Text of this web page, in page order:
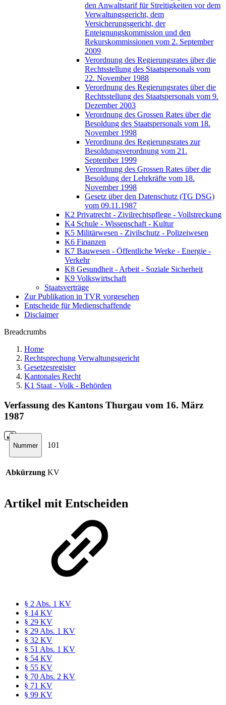
den Anwaltstarif für Streitigkeiten vor dem
Verwaltungsgericht, dem
Versicherungsgericht, der
Enteignungskommission und den
Rekurskommissionen vom 2. September
2009
Verordnung des Regierungsrates über die
Rechtsstellung des Staatspersonals vom
22. November 1988
Verordnung des Regierungsrates über die
Rechtsstellung des Staatspersonals vom 9.
Dezember 2003
Verordnung des Grossen Rates über die
Besoldung des Staatspersonals vom 18.
November 1998
Verordnung des Regierungsrates zur
Besoldungsverordnung vom 21.
September 1999
Verordnung des Grossen Rates über die
Besoldung der Lehrkräfte vom 18.
November 1998
Gesetz über den Datenschutz (TG DSG)
vom 09.11.1987
K2 Privatrecht - Zivilrechtspflege - Vollstreckung
K4 Schule - Wissenschaft - Kultur
K5 Militärwesen - Zivilschutz - Polizeiwesen
K6 Finanzen
K7 Bauwesen - Öffentliche Werke - Energie -
Verkehr
K8 Gesundheit - Arbeit - Soziale Sicherheit
K9 Volkswirtschaft
Staatsverträge
Zur Publikation in TVR vorgesehen
Entscheide für Medienschaffende
Disclaimer
Breadcrumbs
Home
Rechtsprechung Verwaltungsgericht
Gesetzesregister
Kantonales Recht
K1 Staat - Volk - Behörden
Verfassung des Kantons Thurgau vom 16. März
1987
Nummer 101
Abkürzung KV
Artikel mit Entscheiden
§ 2 Abs. 1 KV
§ 14 KV
§ 29 KV
§ 29 Abs. 1 KV
§ 32 KV
§ 51 Abs. 1 KV
§ 54 KV
§ 55 KV
§ 70 Abs. 2 KV
§ 71 KV
§ 99 KV